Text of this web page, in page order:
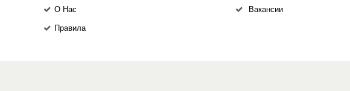
О Нас
Правила
Вакансии